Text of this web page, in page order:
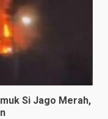
Si Jago Merah,